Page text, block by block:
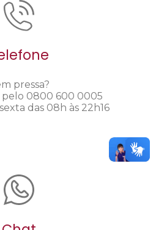
pressa?
pelo 0800 600 0005
das 08h às 22h16